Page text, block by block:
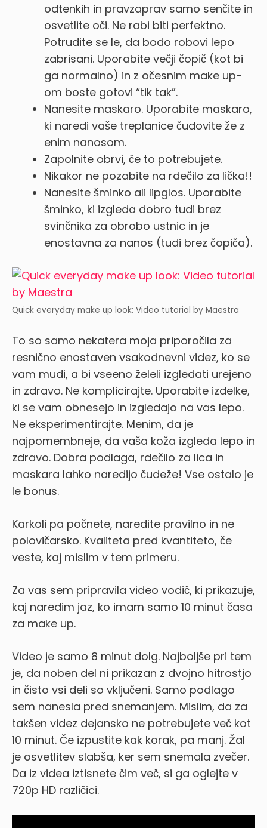
odtenkih in pravzaprav samo senčite in
osvetlite oči. Ne rabi biti perfektno.
Potrudite se le, da bodo robovi lepo
zabrisani. Uporabite večji čopič (kot bi
ga normalno) in z očesnim make up-
om boste gotovi “tik tak”.
Nanesite maskaro. Uporabite maskaro,
ki naredi vaše treplanice čudovite že z
enim nanosom.
Zapolnite obrvi, če to potrebujete.
Nikakor ne pozabite na rdečilo za lička!!
Nanesite šminko ali lipglos. Uporabite
šminko, ki izgleda dobro tudi brez
svinčnika za obrobo ustnic in je
enostavna za nanos (tudi brez čopiča).
Quick everyday make up look: Video tutorial by Maestra
To so samo nekatera moja priporočila za
resnično enostaven vsakodnevni videz, ko se
vam mudi, a bi vseeno želeli izgledati urejeno
in zdravo. Ne komplicirajte. Uporabite izdelke,
ki se vam obnesejo in izgledajo na vas lepo.
Ne eksperimentirajte. Menim, da je
najpomembneje, da vaša koža izgleda lepo in
zdravo. Dobra podlaga, rdečilo za lica in
maskara lahko naredijo čudeže! Vse ostalo je
le bonus.
Karkoli pa počnete, naredite pravilno in ne
polovičarsko. Kvaliteta pred kvantiteto, če
veste, kaj mislim v tem primeru.
Za vas sem pripravila video vodič, ki prikazuje,
kaj naredim jaz, ko imam samo 10 minut časa
za make up.
Video je samo 8 minut dolg. Najboljše pri tem
je, da noben del ni prikazan z dvojno hitrostjo
in čisto vsi deli so vključeni. Samo podlago
sem nanesla pred snemanjem. Mislim, da za
takšen videz dejansko ne potrebujete več kot
10 minut. Če izpustite kak korak, pa manj. Žal
je osvetlitev slabša, ker sem snemala zvečer.
Da iz videa iztisnete čim več, si ga oglejte v
720p HD različici.